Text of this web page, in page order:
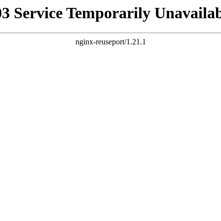
Service Temporarily
nginx-reuseport/1.21.1